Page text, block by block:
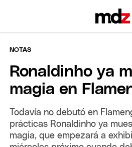
NOTAS
Ronaldinho ya
magia en
Todavía no debutó en
prácticas Ronaldinho ya
magia, que empezará a